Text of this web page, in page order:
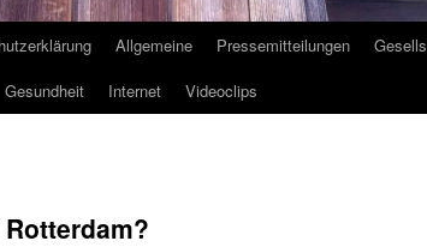
Allgemeine Pressemitteilungen
Gesundheit Internet Videoclips